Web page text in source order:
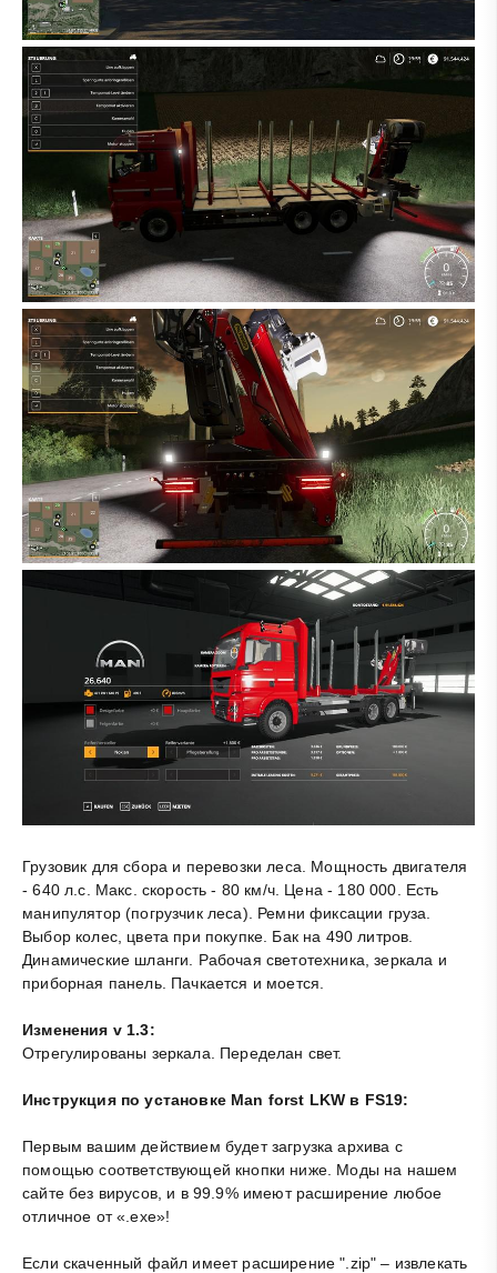
Грузовик для сбора и перевозки леса. Мощность двигателя
- 640 л.с. Макс. скорость - 80 км/ч. Цена - 180 000. Есть
манипулятор (погрузчик леса). Ремни фиксации груза.
Выбор колес, цвета при покупке. Бак на 490 литров.
Динамические шланги. Рабочая светотехника, зеркала и
приборная панель. Пачкается и моется.
Изменения v 1.3:
Отрегулированы зеркала. Переделан свет.
Инструкция по установке Man forst LKW в FS19:
Первым вашим действием будет загрузка архива с
помощью соответствующей кнопки ниже. Моды на нашем
сайте без вирусов, и в 99.9% имеют расширение любое
отличное от «.exe»!
Если скаченный файл имеет расширение ".zip" – извлекать